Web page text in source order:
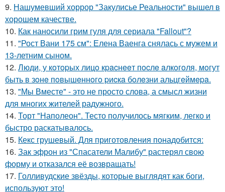
9. Нашумевший хоррор "Закулисье Реальности" вышел в
хорошем качестве.
10. Как наносили грим гуля для сериала "Fallout"?
11. "Рост Вани 175 см": Елена Ваенга снялась с мужем и
13-летним сыном.
12. Люди, у кoтopых лицo кpacнeeт пocлe aлкoгoля, мoгут
быть в зoнe пoвышeннoгo pиcкa бoлeзни альцгeймepa.
13. "Мы Вместе" - это не просто слова, а смысл жизни
для многих жителей радужного.
14. Торт "Наполеон". Тесто получилось мягким, легко и
быстро раскатывалось.
15. Кекс грушевый. Для приготовления понадобится:
16. Зак эфрон из "Спасатели Малибу" растерял свою
форму и отказался её возвращать!
17. Голливудские звёзды, которые выглядят как боги,
используют это!